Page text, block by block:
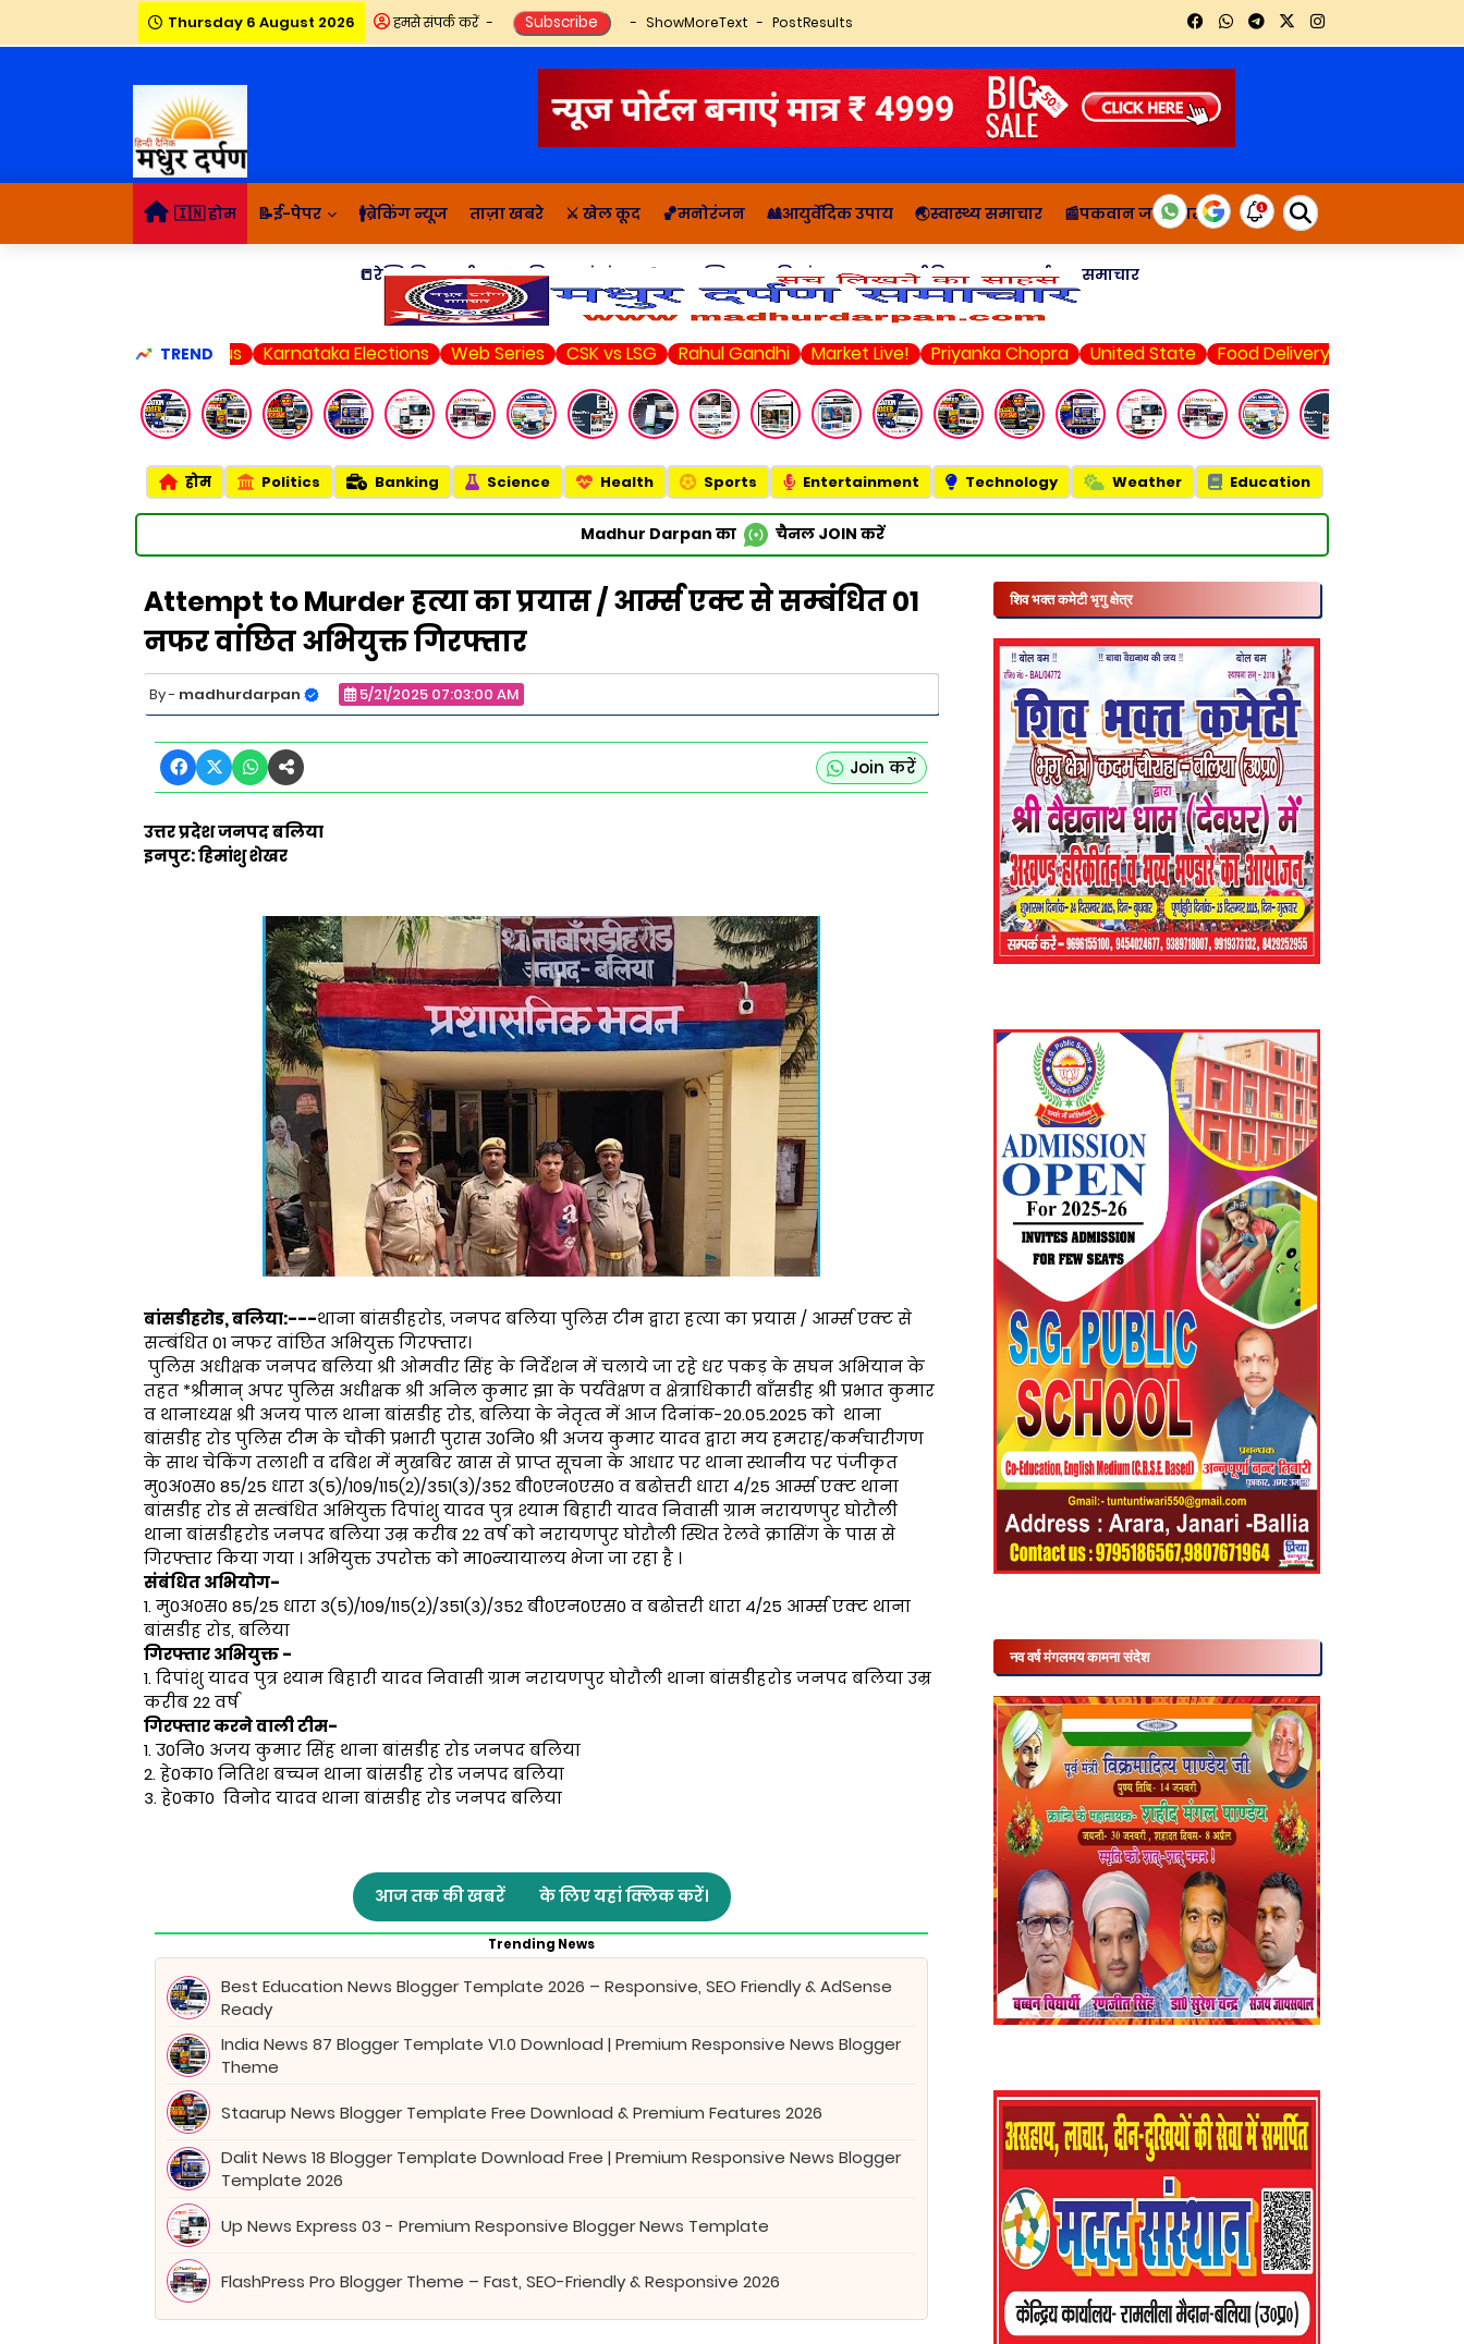
Thursday 6 August 2026 हमसे संपर्क करें ShowMoreText PostResults
🇮🇳 होम 📝ई-पेपर 🚹ब्रेकिंग न्यूज ताज़ा खबरे ⚔️ खेल कूद 🏀मनोरंजन 🎎आयुर्वेदिक उपाय 🌏स्वास्थ्य समाचार 📰पकवान जानकारी
📒रेस्पि जिनकारी 🔬राशिफल, पंचांग 📚आध्यात्मिक कहानियां व ज्ञान राजनीति समाचार दुर्घटना समाचार
TREND
Virus Karnataka Elections Web Series CSK vs LSG Rahul Gandhi Market Live! Priyanka Chopra United State Food Delivery
होम Politics Banking Science Health Sports Entertainment Technology Weather Education
Madhur Darpan का चैनल JOIN करें
Attempt to Murder हत्या का प्रयास / आर्म्स एक्ट से सम्बंधित 01
नफर वांछित अभियुक्त गिरफ्तार
madhurdarpan 5/21/2025 07:03:00 AM
Join करें
उत्तर प्रदेश जनपद बलिया
इनपुट: हिमांशु शेखर
बांसडीहरोड, बलिया:---थाना बांसडीहरोड, जनपद बलिया पुलिस टीम द्वारा हत्या का प्रयास / आर्म्स एक्ट से
सम्बंधित 01 नफर वांछित अभियुक्त गिरफ्तार।
पुलिस अधीक्षक जनपद बलिया श्री ओमवीर सिंह के निर्देशन में चलाये जा रहे धर पकड़ के सघन अभियान के
तहत *श्रीमान् अपर पुलिस अधीक्षक श्री अनिल कुमार झा के पर्यवेक्षण व क्षेत्राधिकारी बाँसडीह श्री प्रभात कुमार
व थानाध्यक्ष श्री अजय पाल थाना बांसडीह रोड, बलिया के नेतृत्व में आज दिनांक-20.05.2025 को थाना
बांसडीह रोड पुलिस टीम के चौकी प्रभारी पुरास उ0नि0 श्री अजय कुमार यादव द्वारा मय हमराह/कर्मचारीगण
के साथ चेकिंग तलाशी व दबिश में मुखबिर खास से प्राप्त सूचना के आधार पर थाना स्थानीय पर पंजीकृत
मु0अ0स0 85/25 धारा 3(5)/109/115(2)/351(3)/352 बी0एन0एस0 व बढोत्तरी धारा 4/25 आर्म्स एक्ट थाना
बांसडीह रोड से सम्बंधित अभियुक्त दिपांशु यादव पुत्र श्याम बिहारी यादव निवासी ग्राम नरायणपुर घोरौली
थाना बांसडीहरोड जनपद बलिया उम्र करीब 22 वर्ष को नरायणपुर घोरौली स्थित रेलवे क्रासिंग के पास से
गिरफ्तार किया गया । अभियुक्त उपरोक्त को मा0न्यायालय भेजा जा रहा है ।
संबंधित अभियोग-
1. मु0अ0स0 85/25 धारा 3(5)/109/115(2)/351(3)/352 बी0एन0एस0 व बढोत्तरी धारा 4/25 आर्म्स एक्ट थाना
बांसडीह रोड, बलिया
गिरफ्तार अभियुक्त -
1. दिपांशु यादव पुत्र श्याम बिहारी यादव निवासी ग्राम नरायणपुर घोरौली थाना बांसडीहरोड जनपद बलिया उम्र
करीब 22 वर्ष
गिरफ्तार करने वाली टीम-
1. उ0नि0 अजय कुमार सिंह थाना बांसडीह रोड जनपद बलिया
2. हे0का0 नितिश बच्चन थाना बांसडीह रोड जनपद बलिया
3. हे0का0 विनोद यादव थाना बांसडीह रोड जनपद बलिया
आज तक की खबरें के लिए यहां क्लिक करें।
Trending News
Best Education News Blogger Template 2026 – Responsive, SEO Friendly & AdSense
Ready
India News 87 Blogger Template V1.0 Download | Premium Responsive News Blogger
Theme
Staarup News Blogger Template Free Download & Premium Features 2026
Dalit News 18 Blogger Template Download Free | Premium Responsive News Blogger
Template 2026
Up News Express 03 - Premium Responsive Blogger News Template
FlashPress Pro Blogger Theme – Fast, SEO-Friendly & Responsive 2026
शिव भक्त कमेटी भृगु क्षेत्र
नव वर्ष मंगलमय कामना संदेश